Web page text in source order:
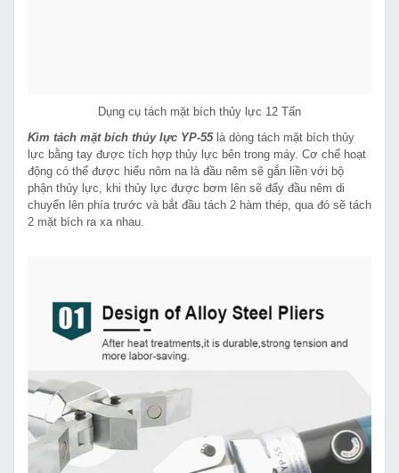
Dụng cụ tách mặt bích thủy lực 12 Tấn
Kìm tách mặt bích thủy lực YP-55là dòng tách mặt bích thủy
lực bằng tay được tích hợp thủy lực bên trong máy. Cơ chế hoạt
động có thể được hiểu nôm na là đầu nêm sẽ gắn liền với bộ
phận thủy lực, khi thủy lực được bơm lên sẽ đẩy đầu nêm di
chuyển lên phía trước và bắt đầu tách 2 hàm thép, qua đó sẽ tách
2 mặt bích ra xa nhau.